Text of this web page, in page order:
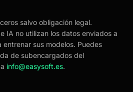
salvo obligación legal.
IA no utilizan los datos enviados a
entrenar sus modelos. Puedes
de subencargados del
info@easysoft.es.